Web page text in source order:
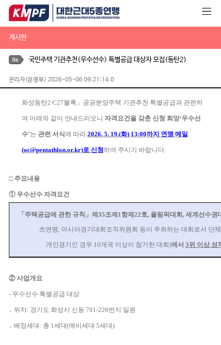
게시판
국민주택 기관추천(우수선수) 특별공급 대상자 모집(동탄2)
관리자(운영부) 2026-05-06 09:21:14.0
화성동탄2 C27블록 」 공공분양주택 기관추천 특별공급과 관련하
여 아래와 같이 안내드리오니 자격요건을 갖춘 신청 희망‘우수선
수’는 관련 서식에 따라 2026. 5. 19.(화) 13:00까지 연맹 메일
(oc@pentathlon.or.kr)로 신청하여 주시기 바랍니다.
□ 주요내용
① 우수선수 자격요건
「 주택공급에 관한 규칙 」 제 35조제 1항제 22호, 올림픽대회 , 세계선수권
츠연맹 , 아시아경기대회조직위원회 등이 주최하는 대회로서 단
개인경기인 경우 10개국 이상이 참가한 대회)에서 3위 이상 성
② 사업개요
- 우수선수 특별공급 대상
․ 위치 : 경기도 화성시 신동 701-226번지 일원
․ 배정세대 : 총 1세대(예비세대 5세대)